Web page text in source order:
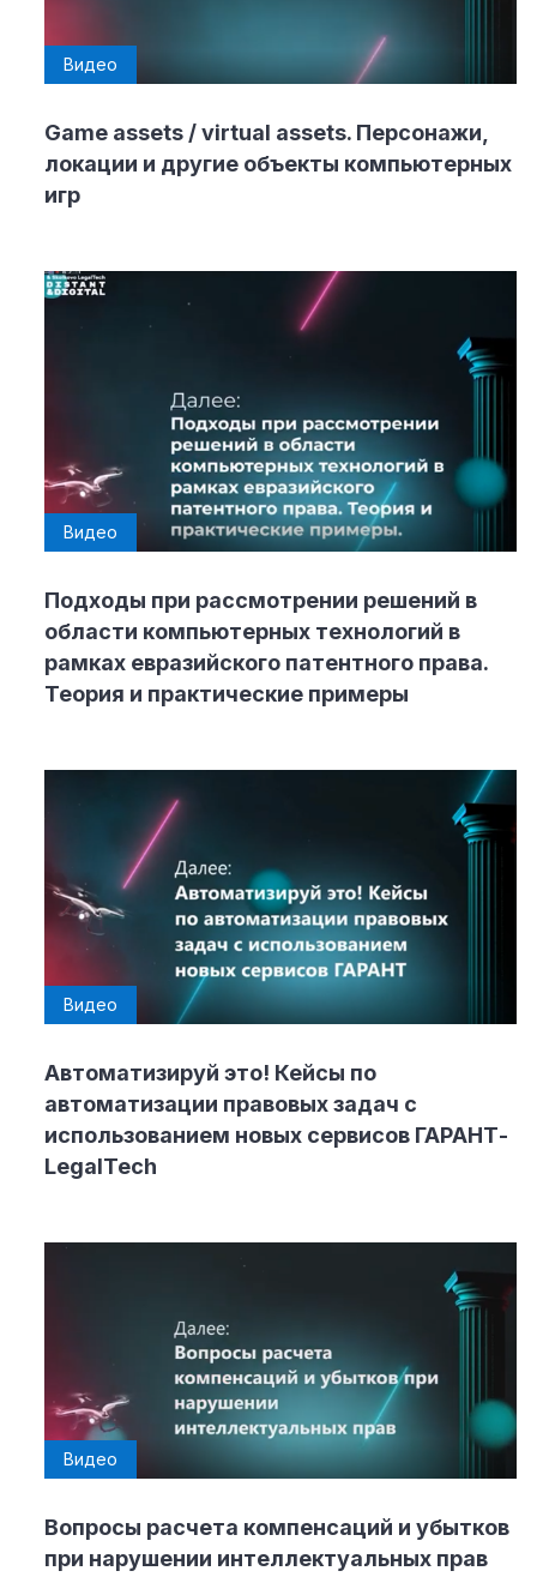
Видео
Game assets / virtual assets. Персонажи,
локации и другие объекты компьютерных
игр
Видео
Подходы при рассмотрении решений в
области компьютерных технологий в
рамках евразийского патентного права.
Теория и практические примеры
Видео
Автоматизируй это! Кейсы по
автоматизации правовых задач с
использованием новых сервисов ГАРАНТ-
LegalTech
Видео
Вопросы расчета компенсаций и убытков
при нарушении интеллектуальных прав